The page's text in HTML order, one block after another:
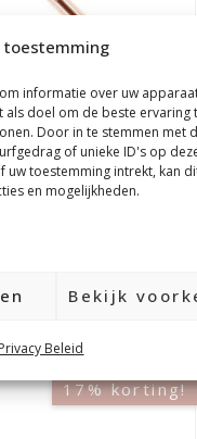
toestemming
informatie over uw
doel om de beste ervaring
Door in te stemmen met
of unieke ID's op
uw toestemming intrekt, kan
en mogelijkheden.
Bekijk
Privacy Beleid
Penseel | Flat 6
17% korting!